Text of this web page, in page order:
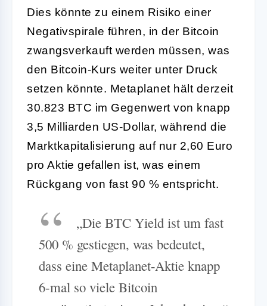
Dies könnte zu einem Risiko einer
Negativspirale führen, in der Bitcoin
zwangsverkauft werden müssen, was
den Bitcoin-Kurs weiter unter Druck
setzen könnte. Metaplanet hält derzeit
30.823 BTC im Gegenwert von knapp
3,5 Milliarden US-Dollar, während die
Marktkapitalisierung auf nur 2,60 Euro
pro Aktie gefallen ist, was einem
Rückgang von fast 90 % entspricht.
„Die BTC Yield ist um fast
500 % gestiegen, was bedeutet,
dass eine Metaplanet-Aktie knapp
6-mal so viele Bitcoin